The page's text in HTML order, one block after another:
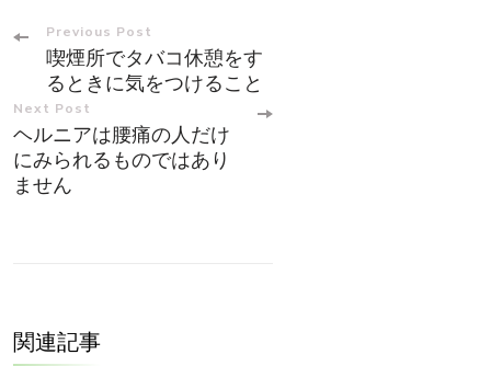
Post
Navigation
Previous Post
喫煙所でタバコ休憩をす
るときに気をつけること
Next Post
ヘルニアは腰痛の人だけ
にみられるものではあり
ません
関連記事